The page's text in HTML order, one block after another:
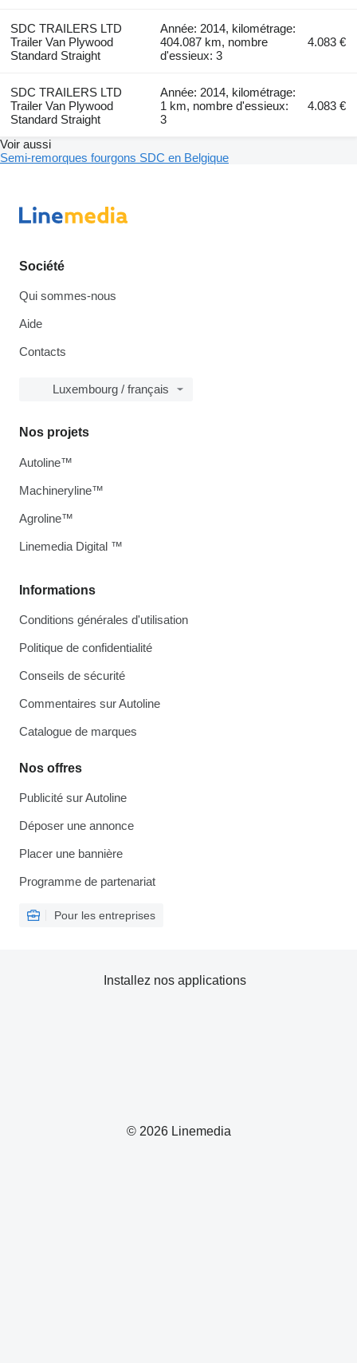
SDC TRAILERS LTD
Trailer Van Plywood
Standard Straight
Année: 2014, kilométrage:
404.087 km, nombre
d'essieux: 3
4.083 €
SDC TRAILERS LTD
Trailer Van Plywood
Standard Straight
Année: 2014, kilométrage:
1 km, nombre d'essieux:
3
4.083 €
Voir aussi
Semi-remorques fourgons SDC en Belgique
Société
Qui sommes-nous
Aide
Contacts
Luxembourg / français
Informations
Conditions générales d'utilisation
Politique de confidentialité
Conseils de sécurité
Commentaires sur Autoline
Catalogue de marques
Nos offres
Publicité sur Autoline
Déposer une annonce
Placer une bannière
Programme de partenariat
Pour les entreprises
Nos projets
Autoline™
Machineryline™
Agroline™
Linemedia Digital ™
© 2026 Linemedia
Installez nos applications